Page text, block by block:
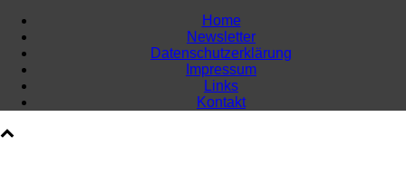
Home
Newsletter
Datenschutzerklärung
Impressum
Links
Kontakt